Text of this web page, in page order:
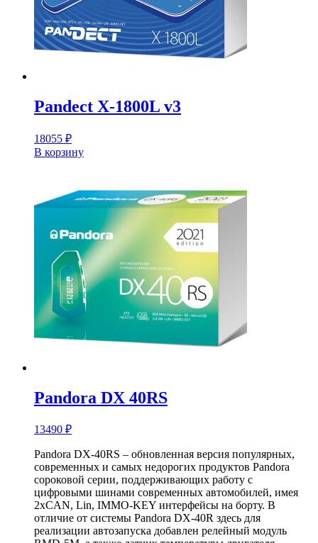
Pandect X-1800L v3
18055 ₽
В корзину
Pandora DX 40RS
13490 ₽
Pandora DX-40RS – обновленная версия популярных,
современных и самых недорогих продуктов Pandora
сороковой серии, поддерживающих работу с
цифровыми шинами современных автомобилей, имея
2хCAN, Lin, IMMO-KEY интерфейсы на борту. В
отличие от системы Pandora DX-40R здесь для
реализации автозапуска добавлен релейный модуль